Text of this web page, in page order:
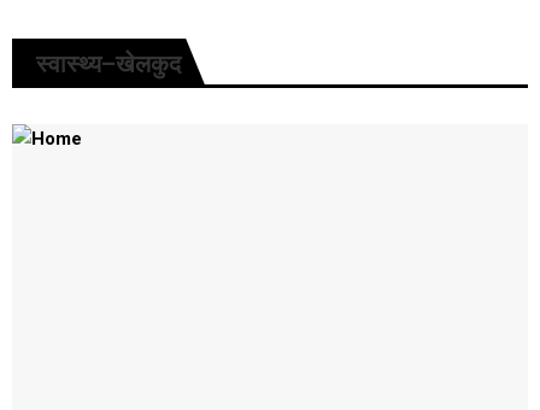
स्वास्थ्य–खेलकुद